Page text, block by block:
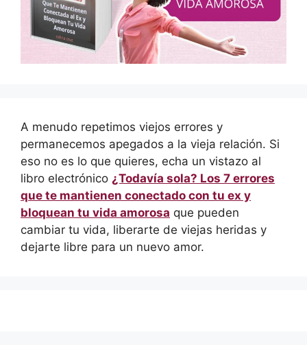
A menudo repetimos viejos errores y
permanecemos apegados a la vieja relación. Si
eso no es lo que quieres, echa un vistazo al
libro electrónico ¿Todavía sola? Los 7 errores
que te mantienen conectado con tu ex y
bloquean tu vida amorosa que pueden
cambiar tu vida, liberarte de viejas heridas y
dejarte libre para un nuevo amor.